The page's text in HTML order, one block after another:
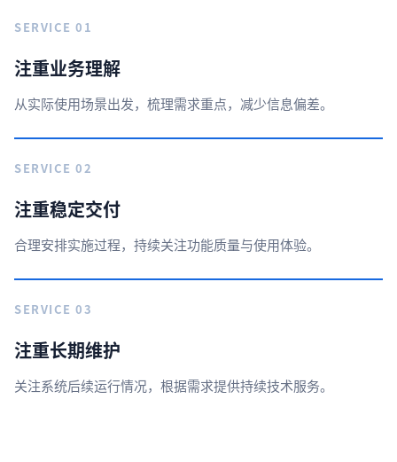
SERVICE 01
注重业务理解
从实际使用场景出发，梳理需求重点，减少信息偏差。
SERVICE 02
注重稳定交付
合理安排实施过程，持续关注功能质量与使用体验。
SERVICE 03
注重长期维护
关注系统后续运行情况，根据需求提供持续技术服务。